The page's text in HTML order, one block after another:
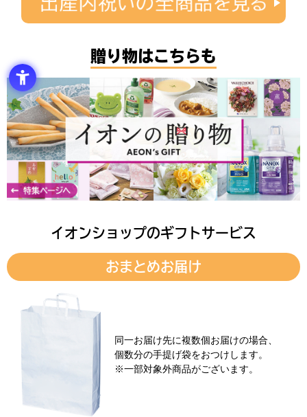
贈り物はこちらも
イオンショップのギフトサービス
おまとめお届け
同一お届け先に複数個お届けの場合、
個数分の手提げ袋をおつけします。
※一部対象外商品がございます。